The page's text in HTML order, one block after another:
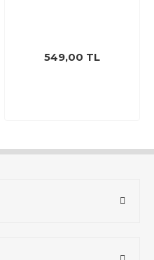
549,00 TL